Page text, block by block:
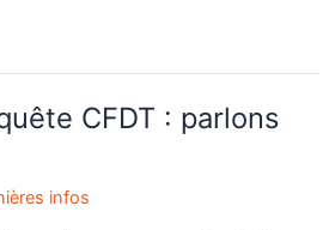
CFDT : parlons
infos